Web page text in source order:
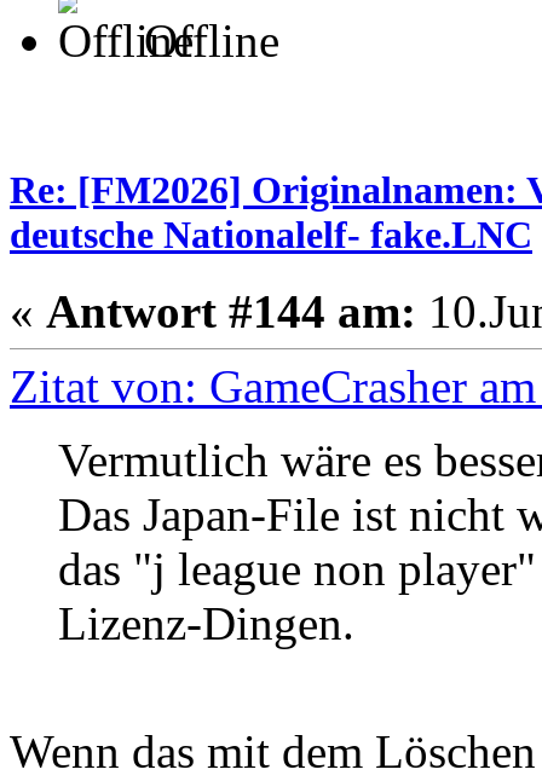
Offline
Re: [FM2026] Originalnamen:
deutsche Nationalelf- fake.LNC
« Antwort #144 am:
Zitat von: GameCrasher
Vermutlich wäre es
Das Japan-File ist nicht
das "j league non
Lizenz-Dingen.
Wenn das mit dem